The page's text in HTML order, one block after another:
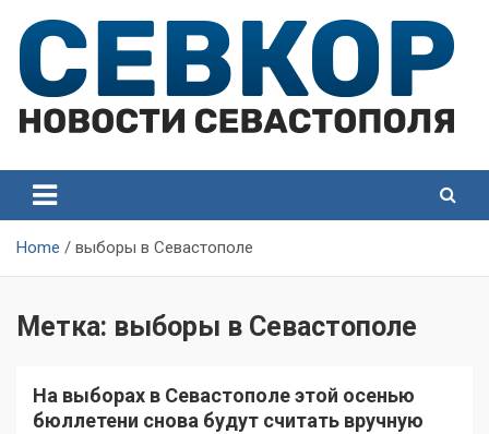
content
Севастополя
Севастополя
Home выборы в Севастополе
Метка: выборы в Севастополе
На выборах в Севастополе этой осенью
бюллетени снова будут считать вручную